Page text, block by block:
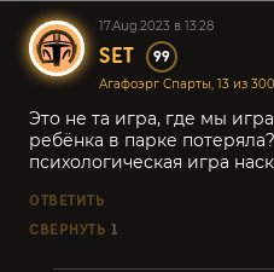
17.Aug.2023 в 13:28
SET 99
Агафоэрг Спарты, 13 из 300
Это не та игра, где мы
ребёнка в парке
психологическая игра
ОТВЕТИТЬ
СВЕРНУТЬ 1